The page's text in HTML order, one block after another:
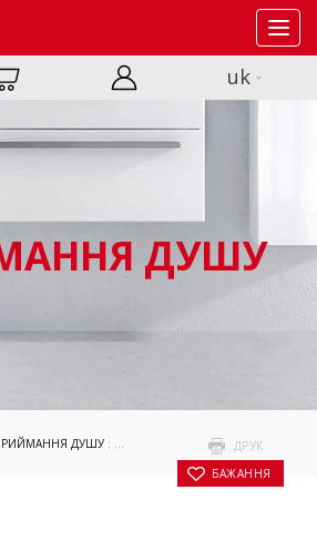
uk
ДУШУ
ДРУК
БАЖАННЯ
ДУШУ : ДУШОВІ ПІДДОНИ: GALAXY PRO